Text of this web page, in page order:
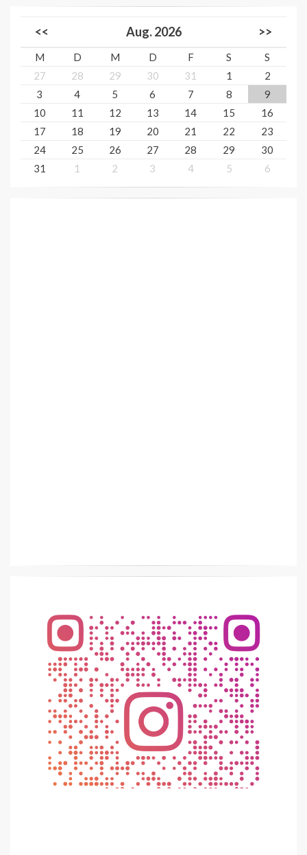
<< Aug. 2026 >>
M D M D F S
S
27
28 29 30 31 1
2
3
4 5 6 7 8
9
10
11 12 13 14 15
16
17
18 19 20 21 22
23
24
25 26 27 28 29
30
31
1 2 3 4 5 6